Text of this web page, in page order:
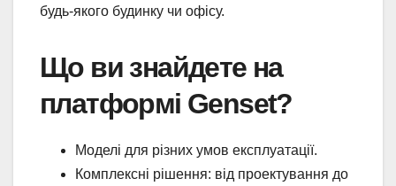
будь-якого будинку чи офісу.
Що ви знайдете на
платформі Genset?
Моделі для різних умов експлуатації.
Комплексні рішення: від проектування до